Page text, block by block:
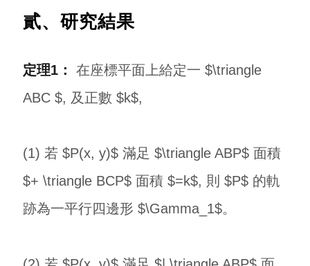
貳、研究結果
定理1： 在座標平面上給定一 $\triangle
ABC $, 及正數 $k$,
(1) 若 $P(x, y)$ 滿足 $\triangle ABP$ 面積
$+ \triangle BCP$ 面積 $=k$, 則 $P$ 的軌
跡為一平行四邊形 $\Gamma_1$。